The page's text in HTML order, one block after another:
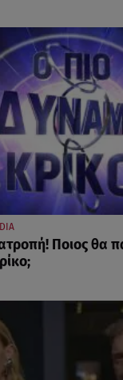
Ποιος θα